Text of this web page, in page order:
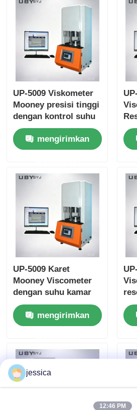
UP-5009 Viskometer
Mooney presisi tinggi
dengan kontrol suhu
±0,3oC untuk
pengujian karet
multifungsi
mengirimkan
UP-5009 Karet
Mooney Viscometer
dengan suhu kamar
hingga 200°C,
Konstruksi baja tahan
karat cermin dan
kg
mengirimkan
jessica
12:46 PM